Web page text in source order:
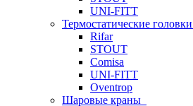
UNI-FITT
Термостатические головки
Rifar
STOUT
Comisa
UNI-FITT
Oventrop
Шаровые краны